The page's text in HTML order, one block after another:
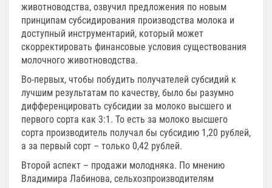
животноводства, озвучил предложения по новым
принципам субсидирования производства молока и
доступный инструментарий, который может
скорректировать финансовые условия существования
молочного животноводства.
Во-первых, чтобы побудить получателей субсидий к
лучшим результатам по качеству, было бы разумно
дифференцировать субсидии за молоко высшего и
первого сорта как 3:1. То есть за молоко высшего
сорта производитель получал бы субсидию 1,20 рублей,
а за первый сорт – только 0,42 рублей.
Второй аспект – продажи молодняка. По мнению
Владимира Лабинова, сельхозпроизводителям